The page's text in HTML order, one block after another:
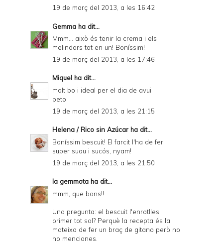
19 de març del 2013, a les 16:42
Gemma ha dit...
Mmm... això és tenir la crema i els
melindors tot en un! Boníssim!
19 de març del 2013, a les 17:46
Miquel ha dit...
molt bo i ideal per el dia de avui
peto
19 de març del 2013, a les 21:15
Helena / Rico sin Azúcar ha dit...
Boníssim bescuit! El farcit l'ha de fer
super suau i sucós, nyam!
19 de març del 2013, a les 21:50
la gemmota ha dit...
mmm, que bons!!
Una pregunta: el bescuit l'enrotlles
primer tot sol? Perquè la recepta és la
mateixa de fer un braç de gitano però no
ho menciones.